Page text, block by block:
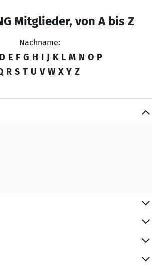
Mitglieder, von A bis Z
Nachname:
D E F G H I J K L M N O P
R S T U V W X Y Z